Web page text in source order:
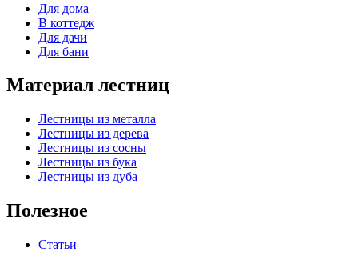
Для дома
В коттедж
Для дачи
Для бани
Материал лестниц
Лестницы из металла
Лестницы из дерева
Лестницы из сосны
Лестницы из бука
Лестницы из дуба
Полезное
Статьи